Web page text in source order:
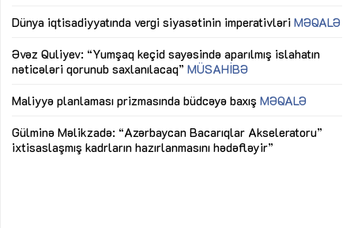
Dünya iqtisadiyyatında vergi siyasətinin imperativləri MƏQALƏ
Əvəz Quliyev: “Yumşaq keçid sayəsində aparılmış islahatın
nəticələri qorunub saxlanılacaq” MÜSAHİBƏ
Maliyyə planlaması prizmasında büdcəyə baxış MƏQALƏ
Gülminə Məlikzadə: “Azərbaycan Bacarıqlar Akseleratoru”
ixtisaslaşmış kadrların hazırlanmasını hədəfləyir”